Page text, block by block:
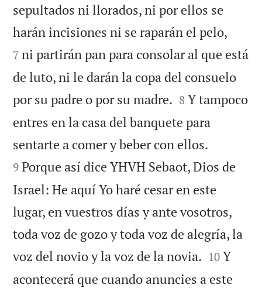
sepultados ni llorados, ni por ellos se
harán incisiones ni se raparán el pelo,
7 ni partirán pan para consolar al que está
de luto, ni le darán la copa del consuelo
por su padre o por su madre. 

8 Y tampoco
entres en la casa del banquete para
sentarte a comer y beber con ellos.
9 Porque así dice YHVH Sebaot, Dios de
Israel: He aquí Yo haré cesar en este
lugar, en vuestros días y ante vosotros,
toda voz de gozo y toda voz de alegría, la
voz del novio y la voz de la novia. 

10 Y
acontecerá que cuando anuncies a este